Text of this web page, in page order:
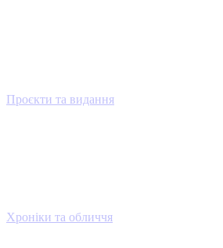
Проєкти та видання
Хроніки та обличчя